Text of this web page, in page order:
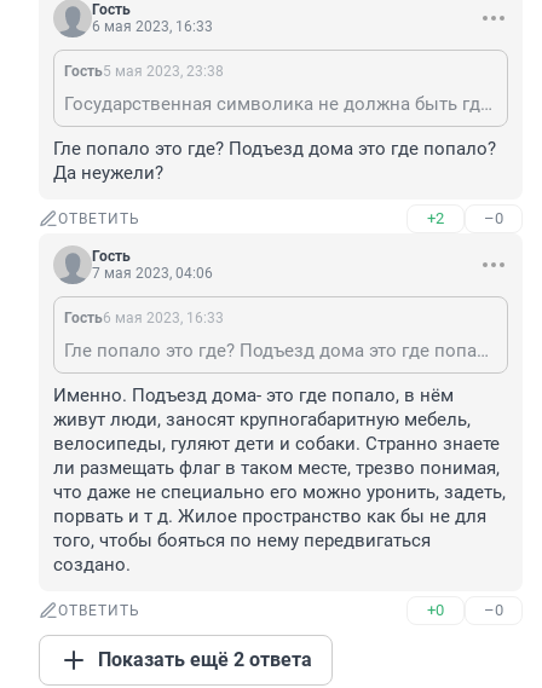
Гость
6 мая 2023, 16:33
Гость5 мая 2023, 23:38
Государственная символика не должна быть где попало.
Гле попало это где? Подъезд дома это где попало?
Да неужели?
ОТВЕТИТЬ +2 –0
Гость
7 мая 2023, 04:06
Гость6 мая 2023, 16:33
Гле попало это где? Подъезд дома это где попало? Да неужели?
Именно. Подъезд дома- это где попало, в нём
живут люди, заносят крупногабаритную мебель,
велосипеды, гуляют дети и собаки. Странно знаете
ли размещать флаг в таком месте, трезво понимая,
что даже не специально его можно уронить, задеть,
порвать и т д. Жилое пространство как бы не для
того, чтобы бояться по нему передвигаться
создано.
ОТВЕТИТЬ +0 –0
Показать ещё 2 ответа